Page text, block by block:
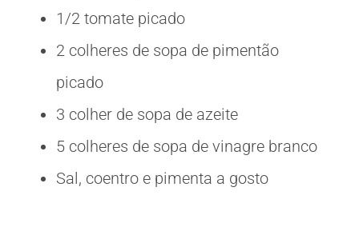
1/2 tomate picado
2 colheres de sopa de pimentão
picado
3 colher de sopa de azeite
5 colheres de sopa de vinagre branco
Sal, coentro e pimenta a gosto